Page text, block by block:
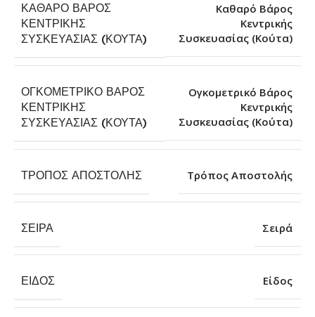
ΚΑΘΑΡΌ ΒΆΡΟΣ
ΚΕΝΤΡΙΚΉΣ
ΣΥΣΚΕΥΑΣΊΑΣ (ΚΟΎΤΑ)
Καθαρό Βάρος
Κεντρικής
Συσκευασίας (Κούτα)
ΟΓΚΟΜΕΤΡΙΚΌ ΒΆΡΟΣ
ΚΕΝΤΡΙΚΉΣ
ΣΥΣΚΕΥΑΣΊΑΣ (ΚΟΎΤΑ)
Ογκομετρικό Βάρος
Κεντρικής
Συσκευασίας (Κούτα)
ΤΡΌΠΟΣ ΑΠΟΣΤΟΛΉΣ Τρόπος Αποστολής
ΣΕΙΡΆ Σειρά
ΕΊΔΟΣ Είδος